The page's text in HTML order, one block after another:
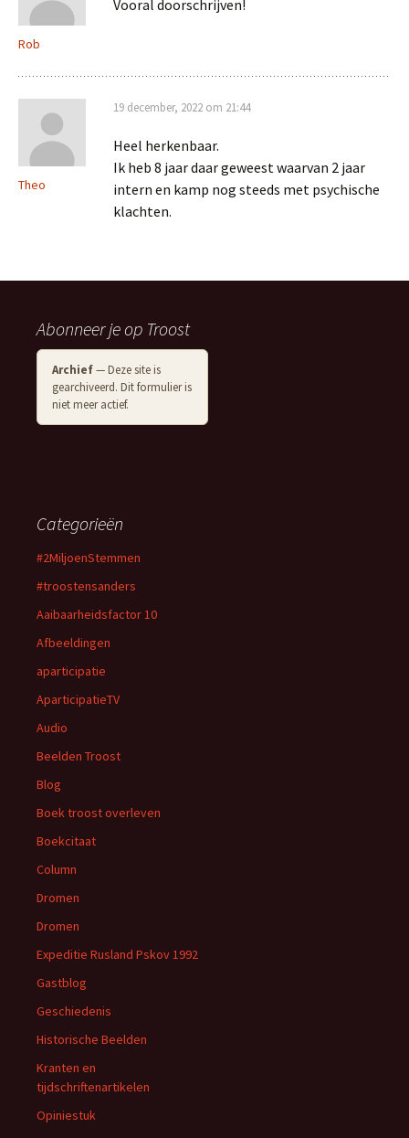
Rob
Vooral doorschrijven!
Theo
19 december, 2022 om 21:44
Heel herkenbaar.
Ik heb 8 jaar daar geweest waarvan 2 jaar
intern en kamp nog steeds met psychische
klachten.
Abonneer je op Troost
Archief— Deze site is
gearchiveerd. Dit formulier is
niet meer actief.
Categorieën
#2MiljoenStemmen
#troostensanders
Aaibaarheidsfactor 10
Afbeeldingen
aparticipatie
AparticipatieTV
Audio
Beelden Troost
Blog
Boek troost overleven
Boekcitaat
Column
Dromen
Dromen
Expeditie Rusland Pskov 1992
Gastblog
Geschiedenis
Historische Beelden
Kranten en
tijdschriftenartikelen
Opiniestuk